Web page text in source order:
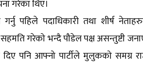
गरेका थिए।
गर्नु पहिले पदाधिकारी तथा शीर्ष
गरेको भन्दै पौडेल पक्ष असन्तुष्टी
पनि आफ्नो पार्टीले मुलुकको समग्र